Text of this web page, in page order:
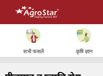
सभी फसलें कृषि ज्ञान